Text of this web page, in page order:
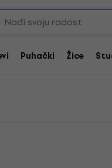
Puhački Žice
gitare